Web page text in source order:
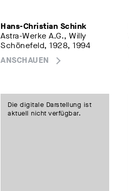
Hans-Christian Schink
Astra-Werke A.G., Willy
Schönefeld, 1928, 1994
ANSCHAUEN
Die digitale Darstellung ist
aktuell nicht verfügbar.